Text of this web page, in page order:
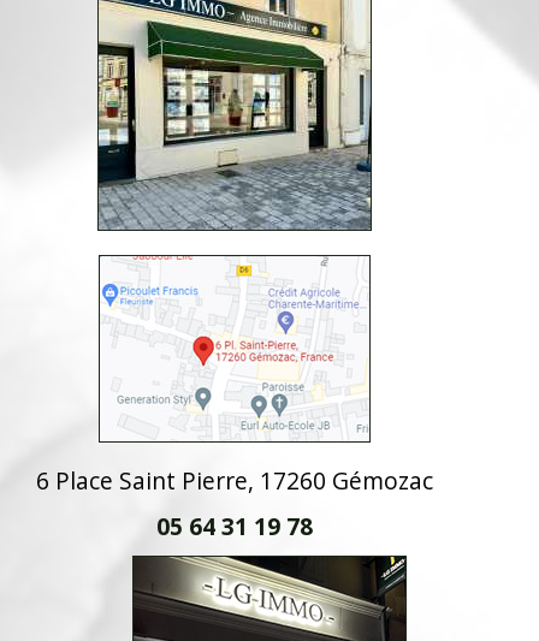
6 Place Saint Pierre, 17260 Gémozac
05 64 31 19 78